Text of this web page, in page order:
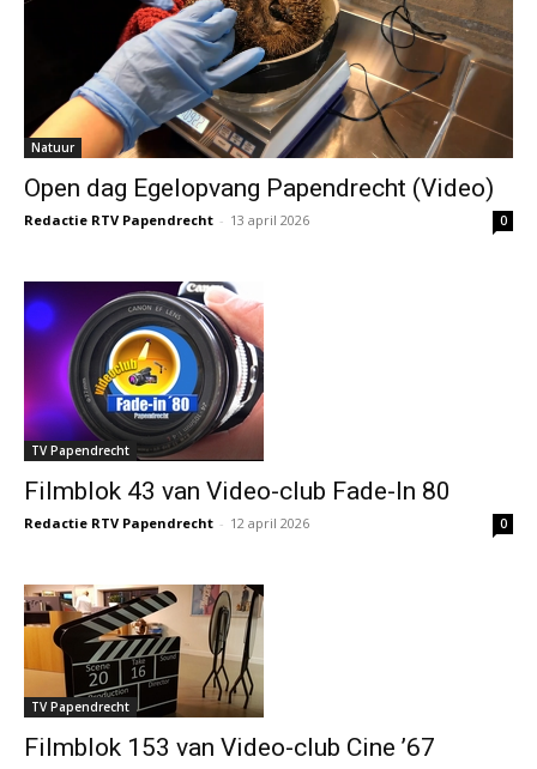
Natuur
Open dag Egelopvang Papendrecht (Video)
Redactie RTV Papendrecht - 13 april 2026 0
TV Papendrecht
Filmblok 43 van Video-club Fade-In 80
Redactie RTV Papendrecht - 12 april 2026 0
TV Papendrecht
Filmblok 153 van Video-club Cine ’67